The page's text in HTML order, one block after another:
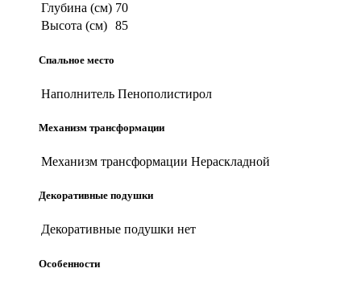
Глубина (см) 70
Высота (см) 85
Спальное место
Наполнитель Пенополистирол
Механизм трансформации
Механизм трансформации Нераскладной
Декоративные подушки
Декоративные подушки нет
Особенности